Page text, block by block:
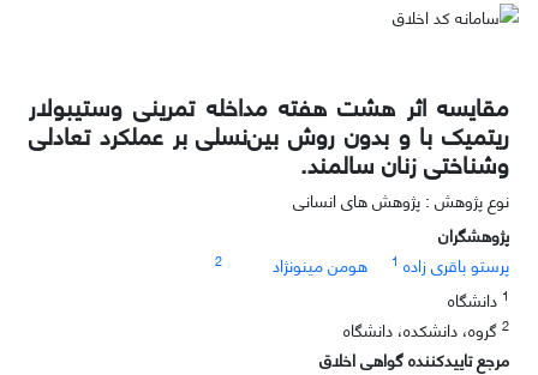
مقایسه اثر هشت هفته مداخله تمرینی وستیبولار
ریتمیک با و بدون روش بین‌نسلی بر عملکرد تعادلی
وشناختی زنان سالمند.
نوع پژوهش : پژوهش های انسانی
پژوهشگران
پرستو باقری زاده 1 هومن مینونژاد
2
1 دانشگاه
2 گروه، دانشکده، دانشگاه
مرجع تاییدکننده گواهی اخلاق